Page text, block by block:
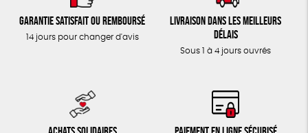
Garantie satisfait ou remboursé
14 jours pour changer d'avis
Livraison dans les meilleurs
délais
Sous 1 à 4 jours ouvrés